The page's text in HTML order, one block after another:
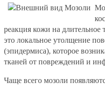
реакция кожи на длительное
это локальное утолщение
(эпидермиса), которое
тканей от повреждений и
Чаще всего мозоли